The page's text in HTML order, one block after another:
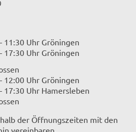
11:30 Uhr Gröningen
17:30 Uhr Gröningen
12:00 Uhr Gröningen
17:30 Uhr Hamersleben
der Öffnungszeiten mit den